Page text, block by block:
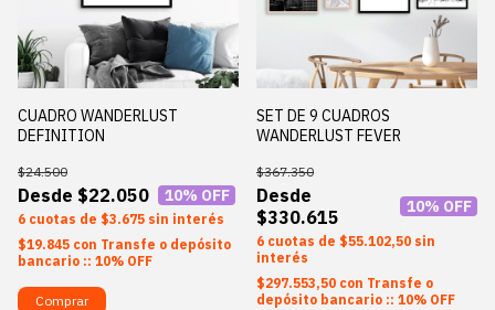
CUADRO WANDERLUST
DEFINITION
$22.050
$24.500
10% OFF
6 $3.675 sin interés
$19.845 con Transfe o depósito
bancario :: 10% OFF
Comprar
SET DE 9 CUADROS
WANDERLUST FEVER
$330.615
$367.350
10% OFF
6 $55.102,50 sin
interés
$297.553,50 con Transfe o
depósito bancario :: 10% OFF